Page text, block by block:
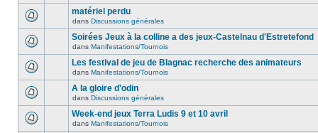
matériel perdu
dans Discussions générales
Soirées Jeux à la colline a des jeux-Castelnau d'Estretefond
dans Manifestations/Tournois
Les festival de jeu de Blagnac recherche des animateurs
dans Manifestations/Tournois
A la gloire d'odin
dans Discussions générales
Week-end jeux Terra Ludis 9 et 10 avril
dans Manifestations/Tournois